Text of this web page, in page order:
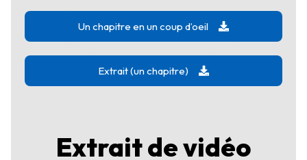
Un chapitre en un coup d’oeil
Extrait (un chapitre)
Extrait de vidéo